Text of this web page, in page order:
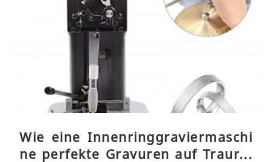
Wie eine Innenringgraviermaschi
ne perfekte Gravuren auf Traurin